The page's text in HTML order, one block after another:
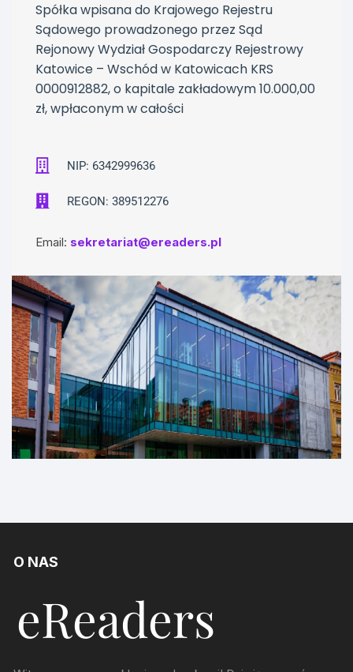
Spółka wpisana do Krajowego Rejestru
Sądowego prowadzonego przez Sąd
Rejonowy Wydział Gospodarczy Rejestrowy
Katowice – Wschód w Katowicach KRS
0000912882, o kapitale zakładowym 10.000,00
zł, wpłaconym w całości
NIP: 6342999636
REGON: 389512276
Email: sekretariat@ereaders.pl
O NAS